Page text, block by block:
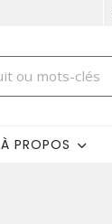
À PROPOS